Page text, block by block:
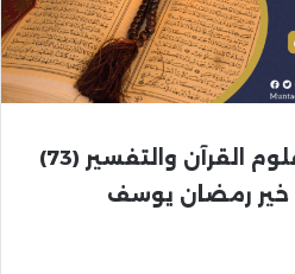
القرآن والتفسير (73)
خير رمضان يوسف